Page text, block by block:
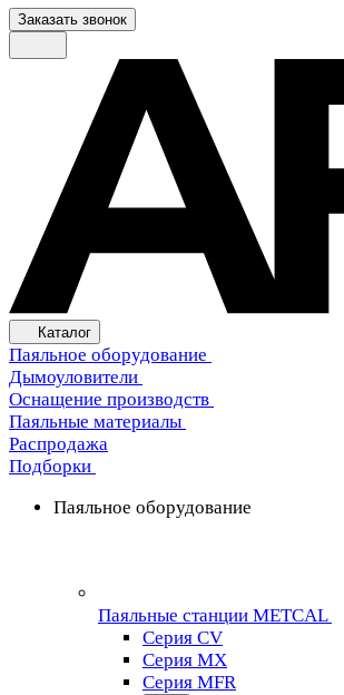
Заказать звонок
Каталог
Паяльное оборудование
Дымоуловители
Оснащение производств
Паяльные материалы
Распродажа
Подборки
Паяльное оборудование
Паяльные станции METCAL
Серия CV
Серия MX
Серия MFR